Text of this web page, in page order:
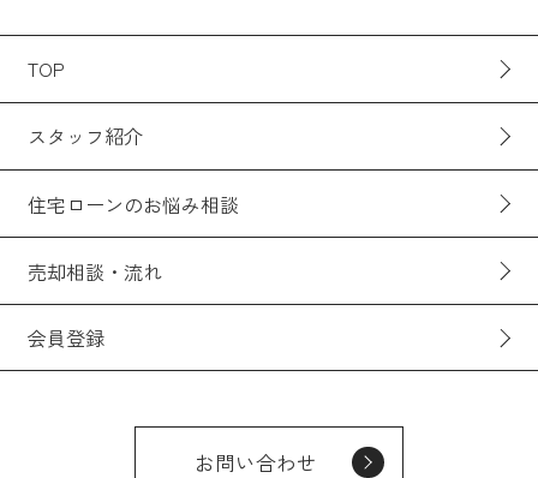
TOP
スタッフ紹介
住宅ローンのお悩み相談
売却相談・流れ
会員登録
お問い合わせ